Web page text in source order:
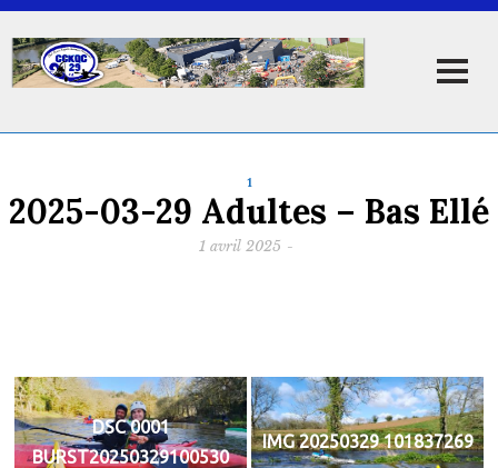
1
2025-03-29 Adultes – Bas Ellé
1 avril 2025 -
DSC 0001
BURST20250329100530
IMG 20250329 101837269